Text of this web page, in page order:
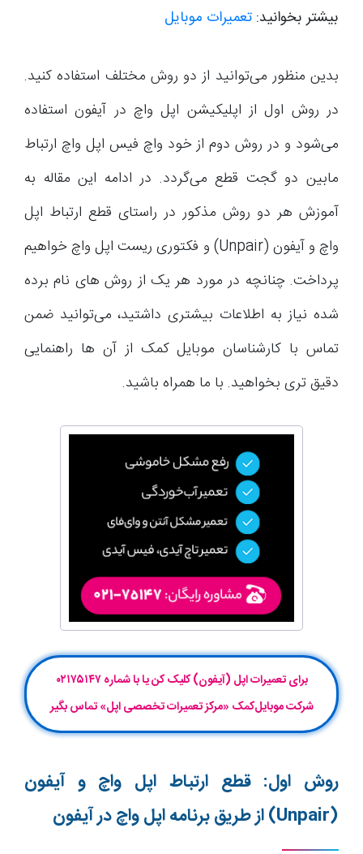
بیشتر بخوانید: تعمیرات موبایل
بدین منظور می‌توانید از دو روش مختلف استفاده کنید.
در روش اول از اپلیکیشن اپل واچ در آیفون استفاده
می‌شود و در روش دوم از خود واچ فیس اپل واچ ارتباط
مابین دو گجت قطع می‌گردد. در ادامه این مقاله به
آموزش هر دو روش مذکور در راستای قطع ارتباط اپل
واچ و آیفون (Unpair) و فکتوری ریست اپل واچ خواهیم
پرداخت. چنانچه در مورد هر یک از روش های نام برده
شده نیاز به اطلاعات بیشتری داشتید، می‌توانید ضمن
تماس با کارشناسان موبایل کمک از آن ها راهنمایی
دقیق تری بخواهید. با ما همراه باشید.
برای تعمیرات اپل (آیفون) کلیک کن یا با شماره ۰۲۱۷۵۱۴۷
شرکت موبایل‌کمک «مرکز تعمیرات تخصصی اپل» تماس بگیر
روش اول: قطع ارتباط اپل واچ و آیفون
(Unpair)
از طریق برنامه اپل واچ در آیفون